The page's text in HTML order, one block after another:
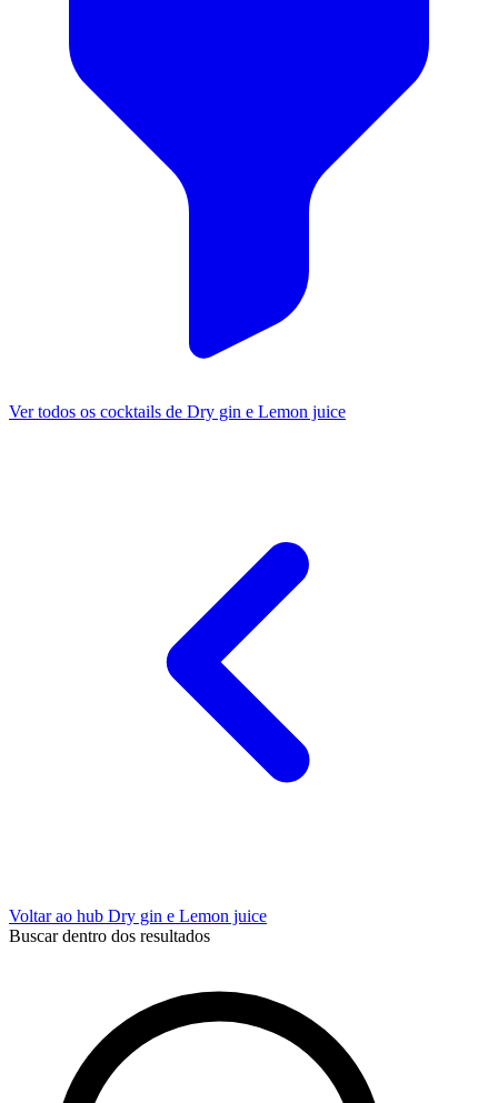
Ver todos os cocktails de Dry gin e Lemon juice
Voltar ao hub Dry gin e Lemon juice
Buscar dentro dos resultados